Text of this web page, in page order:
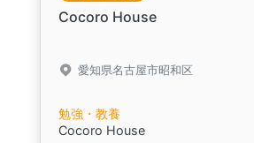
Cocoro House
愛知県名古屋市昭和区
勉強・教養
Cocoro House